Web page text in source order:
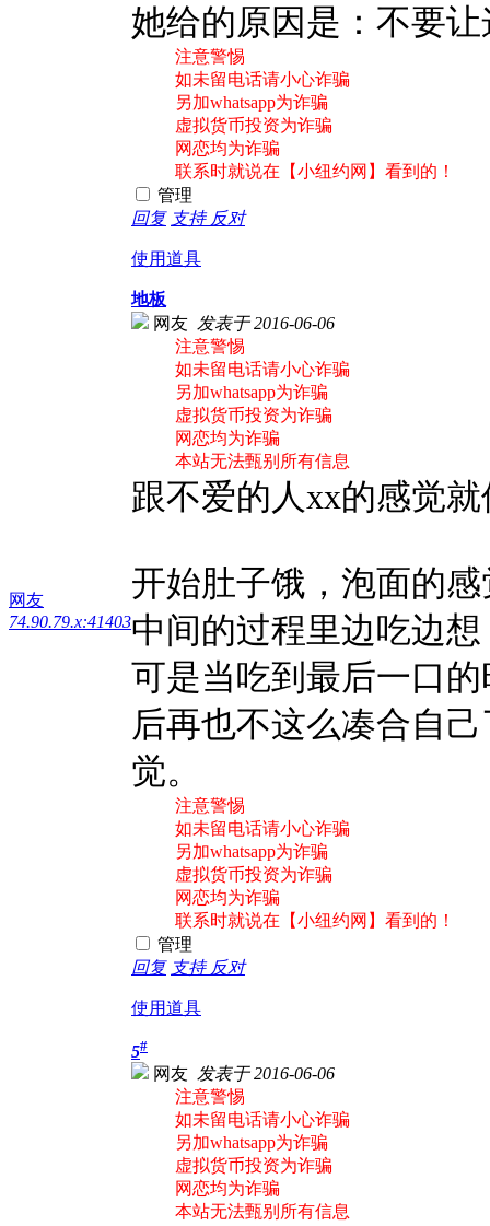
她给的原因是：不要
注意警惕
如未留电话请小心诈骗
另加whatsapp为诈骗
虚拟货币投资为诈骗
网恋均为诈骗
联系时就说在【小纽约网】看到的！
管理
回复 支持 反对
使用道具
网友
74.90.79.x:41403
地板
网友 发表于 2016-06-06
注意警惕
如未留电话请小心诈骗
另加whatsapp为诈骗
虚拟货币投资为诈骗
网恋均为诈骗
本站无法甄别所有信息
跟不爱的人xx的感觉
开始肚子饿，泡面的
中间的过程里边吃边
可是当吃到最后一口
后再也不这么凑合自
觉。
注意警惕
如未留电话请小心诈骗
另加whatsapp为诈骗
虚拟货币投资为诈骗
网恋均为诈骗
联系时就说在【小纽约网】看到的！
管理
回复 支持 反对
使用道具
5#
网友 发表于 2016-06-06
注意警惕
如未留电话请小心诈骗
另加whatsapp为诈骗
虚拟货币投资为诈骗
网恋均为诈骗
本站无法甄别所有信息